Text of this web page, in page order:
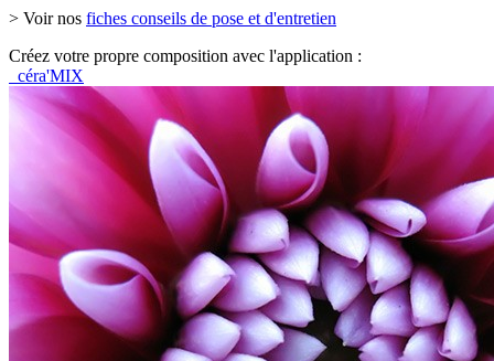
> Voir nos fiches conseils de pose et d'entretien
Créez votre propre composition avec l'application :
céra'MIX